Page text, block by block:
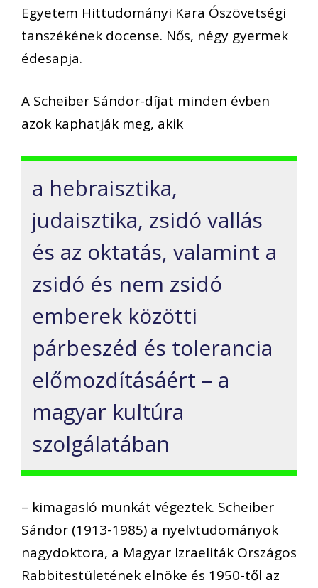
Egyetem Hittudományi Kara Ószövetségi
tanszékének docense. Nős, négy gyermek
édesapja.
A Scheiber Sándor-díjat minden évben
azok kaphatják meg, akik
a hebraisztika,
judaisztika, zsidó vallás
és az oktatás, valamint a
zsidó és nem zsidó
emberek közötti
párbeszéd és tolerancia
előmozdításáért – a
magyar kultúra
szolgálatában
– kimagasló munkát végeztek. Scheiber
Sándor (1913-1985) a nyelvtudományok
nagydoktora, a Magyar Izraeliták Országos
Rabbitestületének elnöke és 1950-től az